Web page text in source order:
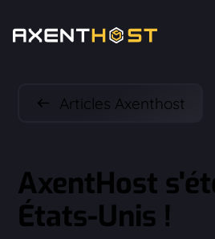
Articles Axenthost
AxentHost
États-Unis !